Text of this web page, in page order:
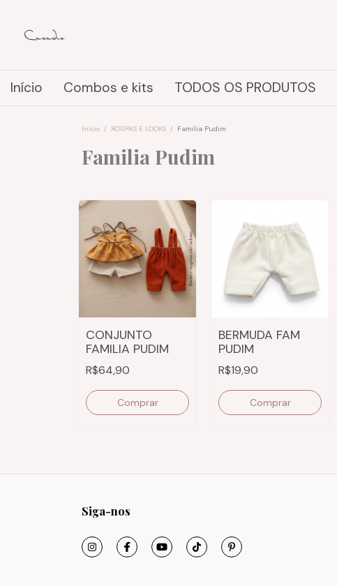
Início Combos e kits TODOS OS PRODUTOS
Início / ROUPAS E LOOKS / Familia Pudim
Familia Pudim
CONJUNTO
FAMILIA PUDIM
R$64,90
Comprar
BERMUDA FAM
PUDIM
R$19,90
Comprar
Siga-nos